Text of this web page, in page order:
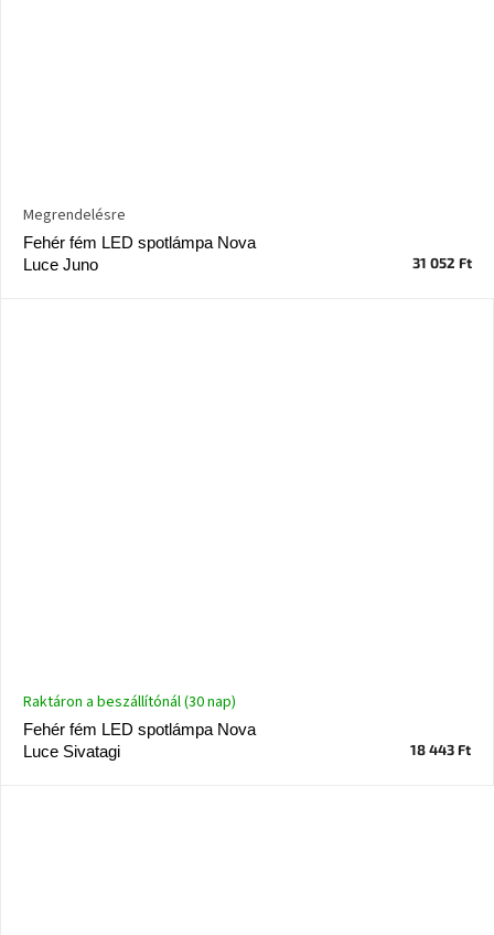
Fehér fém LED spotlámpa Nova
Luce Juno
Megrendelésre
31 052 Ft
Fehér fém LED spotlámpa Nova
Luce Sivatagi
Raktáron a beszállítónál (30 nap)
18 443 Ft